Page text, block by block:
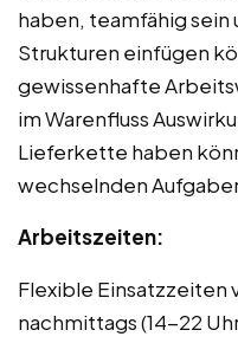
haben, teamfähig
Strukturen einfügen
gewissenhafte
im Warenfluss
Lieferkette haben
wechselnden
Arbeitszeiten:
Flexible Einsatzzeiten
nachmittags (14-22